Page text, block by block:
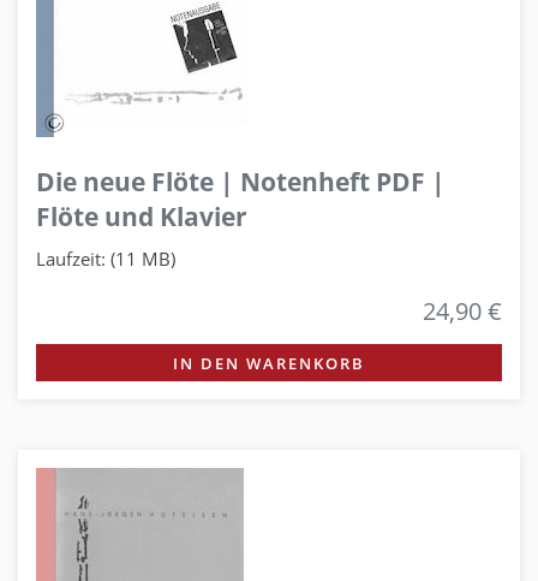
Die neue Flöte | Notenheft PDF |
Flöte und Klavier
Laufzeit: (11 MB)
24,90 €
IN DEN WARENKORB